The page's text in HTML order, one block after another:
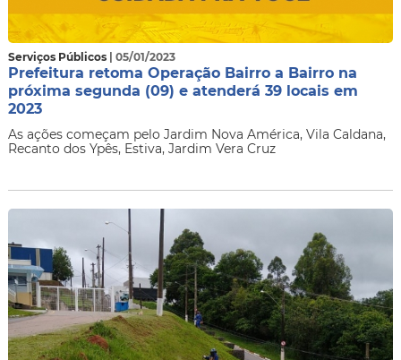
Serviços Públicos | 05/01/2023
Prefeitura retoma Operação Bairro a Bairro na
próxima segunda (09) e atenderá 39 locais em
2023
As ações começam pelo Jardim Nova América, Vila Caldana,
Recanto dos Ypês, Estiva, Jardim Vera Cruz